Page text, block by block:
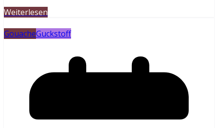
Weiterlesen
GouacheGuckstoff